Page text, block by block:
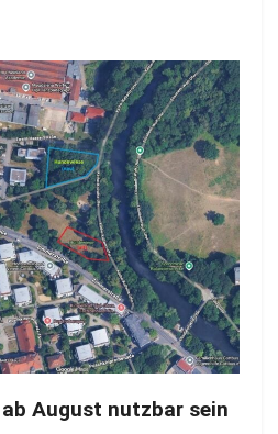
August nutzbar sein